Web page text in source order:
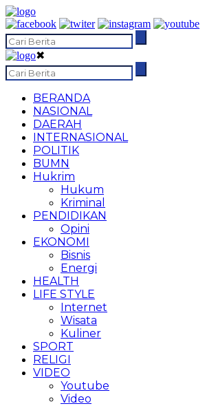
✖
BERANDA
NASIONAL
DAERAH
INTERNASIONAL
POLITIK
BUMN
Hukrim
Hukum
Kriminal
PENDIDIKAN
Opini
EKONOMI
Bisnis
Energi
HEALTH
LIFE STYLE
Internet
Wisata
Kuliner
SPORT
RELIGI
VIDEO
Youtube
Video